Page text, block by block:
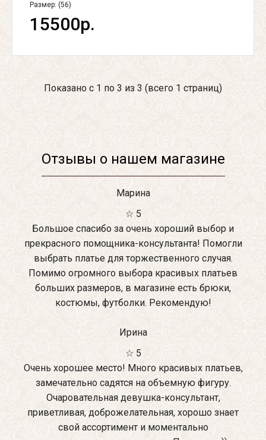
Размер: (56)
15500р.
Показано с 1 по 3 из 3 (всего 1 страниц)
Отзывы о нашем магазине
Марина
☆ 5
Большое спасибо за очень хороший выбор и
прекрасного помощника-консультанта! Помогли
выбрать платье для торжественного случая.
Помимо огромного выбора красивых платьев
больших размеров, в магазине есть брюки,
костюмы, футболки. Рекомендую!
Ирина
☆ 5
Очень хорошее место! Много красивых платьев,
замечательно садятся на объемную фигуру.
Очаровательная девушка-консультант,
приветливая, доброжелательная, хорошо знает
свой ассортимент и моментально